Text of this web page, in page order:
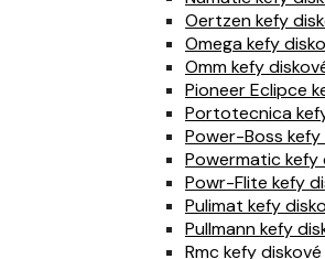
Oertzen kefy
Omega kefy
Omm kefy
Pioneer Eclipce
Portotecnica
Power-Boss kefy
Powermatic kefy
Powr-Flite kefy
Pulimat kefy
Pullmann kefy
Rmc kefy diskové